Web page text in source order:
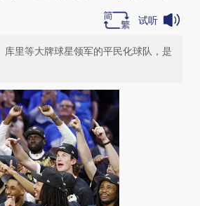
试听
里等大牌球星领军的平民化球队，是